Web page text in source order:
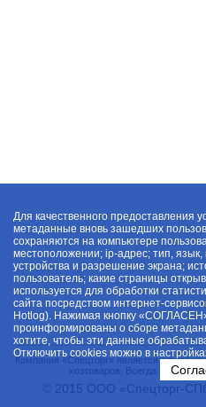
Компания «Спецторг» является одним
хозтоваров. Всегда в
© 2015 ООО «Спецторг-
Для качественного предоставления
метаданные вновь зашедших
сохраняются на компьютере
местоположении; ip-адрес; тип,
устройства и разрешение экрана;
пользователь; какие страницы
используется для обработки
сайта посредством интернет-
Hotlog). Нажимая кнопку
проинформированы о сборе
хотите, чтобы эти данные
Отключить cookies можно в